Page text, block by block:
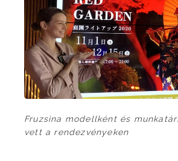
Fruzsina modellként és
vett a rendezvényeken